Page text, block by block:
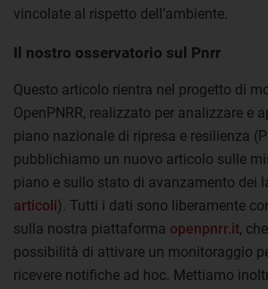
vincolate al rispetto dell’ambiente.
Il nostro osservatorio sul Pnrr
Questo articolo rientra nel progetto di
OpenPNRR, realizzato per analizzare e
piano nazionale di ripresa e resilienza
pubblichiamo un nuovo articolo sulle
piano e sullo stato di avanzamento dei
articoli). Tutti i dati sono liberamente
sulla nostra piattaforma openpnrr.it,
possibilità di attivare un monitoraggio
ricevere notifiche ad hoc. Mettiamo